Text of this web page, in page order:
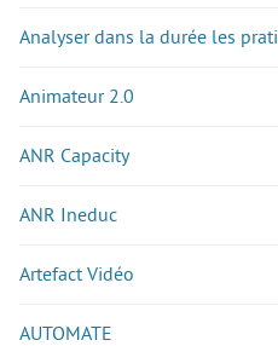
Analyser dans la durée les
Animateur 2.0
ANR Capacity
ANR Ineduc
Artefact Vidéo
AUTOMATE